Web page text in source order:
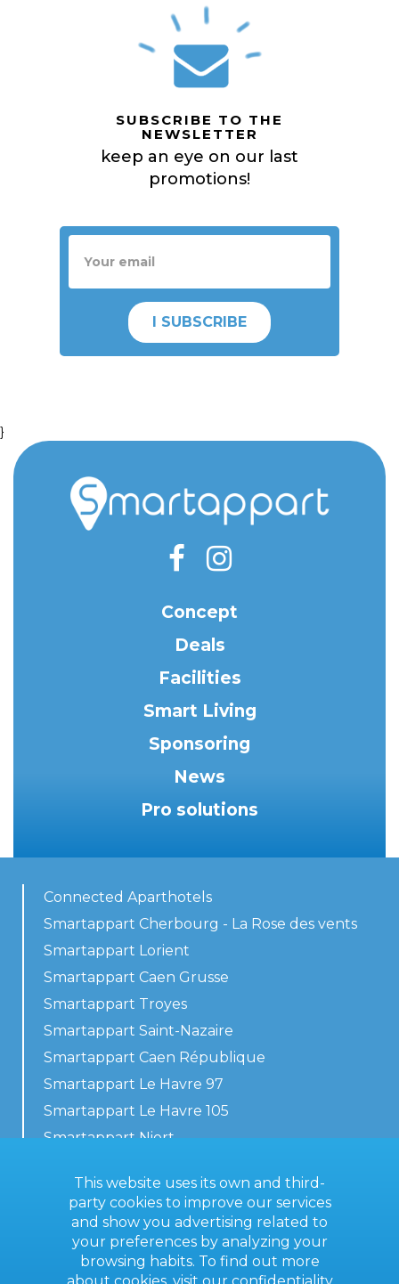
SUBSCRIBE TO THE
NEWSLETTER
keep an eye on our last
promotions!
I SUBSCRIBE
}
Concept
Deals
Facilities
Smart Living
Sponsoring
News
Pro solutions
Connected Aparthotels
Smartappart Cherbourg - La Rose des vents
Smartappart Lorient
Smartappart Caen Grusse
Smartappart Troyes
Smartappart Saint-Nazaire
Smartappart Caen République
Smartappart Le Havre 97
Smartappart Le Havre 105
Smartappart Niort
Contact us
General terms
This website uses its own and third-
party cookies to improve our services
and show you advertising related to
your preferences by analyzing your
browsing habits. To find out more